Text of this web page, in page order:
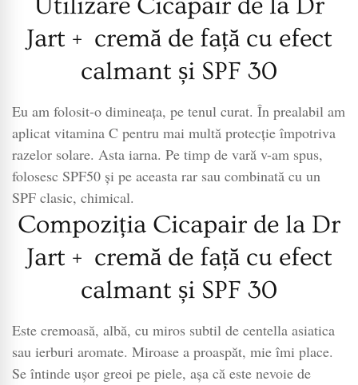
Jart + cremă de față cu efect
calmant și SPF 30
Eu am folosit-o dimineața, pe tenul curat. În prealabil am
aplicat vitamina C pentru mai multă protecție împotriva
razelor solare. Asta iarna. Pe timp de vară v-am spus,
folosesc SPF50 și pe aceasta rar sau combinată cu un
SPF clasic, chimical.
Compoziția Cicapair de la Dr
Jart + cremă de față cu efect
calmant și SPF 30
Este cremoasă, albă, cu miros subtil de centella asiatica
sau ierburi aromate. Miroase a proaspăt, mie îmi place.
Se întinde ușor greoi pe piele, așa că este nevoie de